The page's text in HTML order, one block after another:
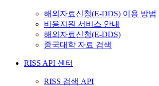
해외자료신청(E-DDS) 이용 방법
비용지원 서비스 안내
해외자료신청(E-DDS)
중국대학 자료 검색
RISS API 센터
RISS 검색 API